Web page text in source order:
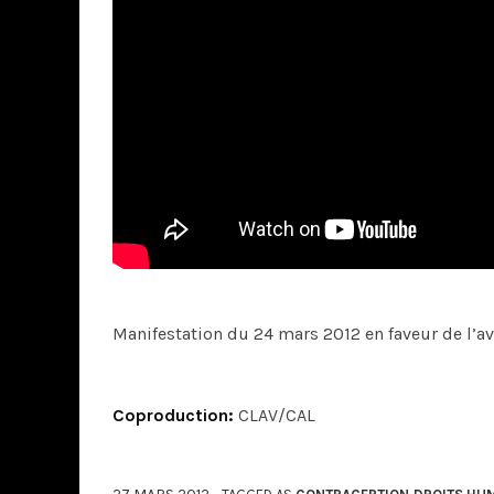
Manifestation du 24 mars 2012 en faveur de
Coproduction: CLAV/CAL